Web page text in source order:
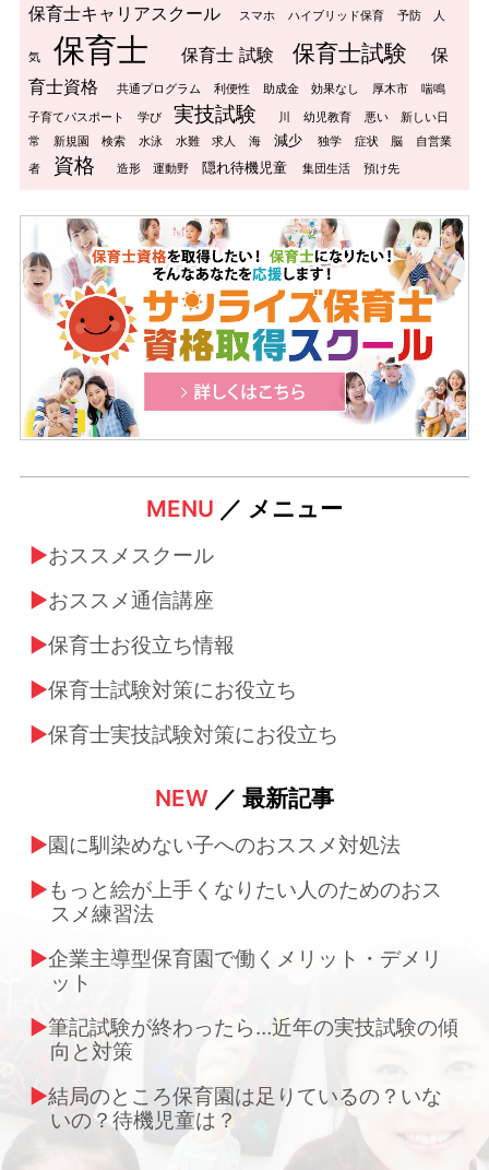
保育士キャリアスクール
スマホ ハイブリッド保育 予防 人
気 保育士 保育士 試験 保育士試験
保
育士資格
共通プログラム 利便性 助成金 効果なし 厚木市
喘鳴
子育てパスポート
学び 実技試験 川 幼児教育 悪い
新しい日
常
新規園 検索 水泳 水難 求人 海 減少 独学 症状 脳
自営業
者
資格 造形 運動野 隠れ待機児童 集団生活 預け先
MENU ／ メニュー
おススメスクール
おススメ通信講座
保育士お役立ち情報
保育士試験対策にお役立ち
保育士実技試験対策にお役立ち
NEW ／ 最新記事
園に馴染めない子へのおススメ対処法
もっと絵が上手くなりたい人のためのおス
スメ練習法
企業主導型保育園で働くメリット・デメリ
ット
筆記試験が終わったら…近年の実技試験の傾
向と対策
結局のところ保育園は足りているの？いな
いの？待機児童は？